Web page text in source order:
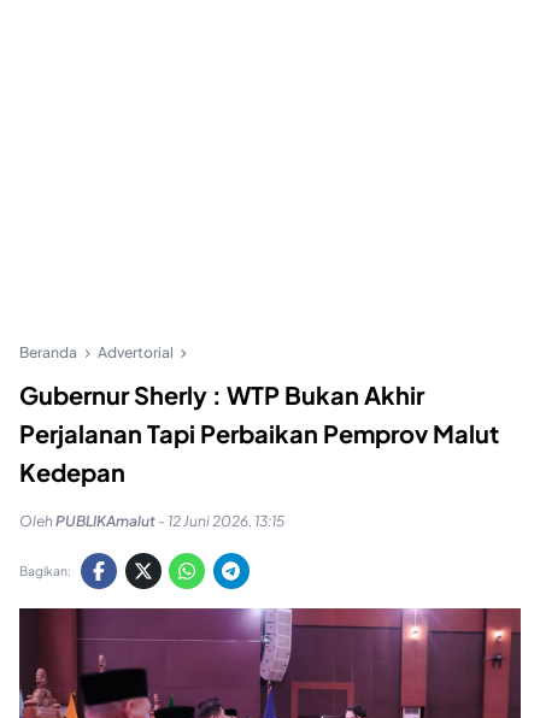
Beranda Advertorial
Gubernur Sherly : WTP Bukan Akhir
Perjalanan Tapi Perbaikan Pemprov Malut
Kedepan
OlehPUBLIKAmalut - 12 Juni 2026, 13:15
Bagikan: